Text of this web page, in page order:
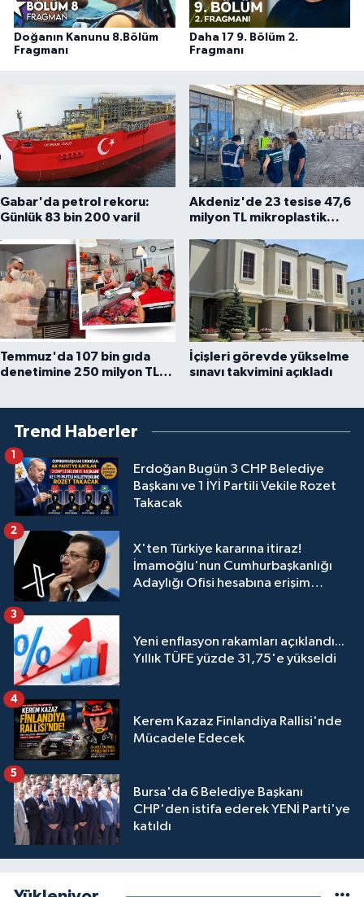
Doğanın Kanunu 8.Bölüm
Fragmanı
Daha 17 9. Bölüm 2.
Fragmanı
Gabar'da petrol rekoru:
Günlük 83 bin 200 varil
Akdeniz'de 23 tesise 47,6
milyon TL mikroplastik
Temmuz'da 107 bin gıda
denetimine 250 milyon TL
İçişleri görevde yükselme
sınavı takvimini açıkladı
Trend Haberler
Erdoğan Bugün 3 CHP Belediye
Başkanı ve 1 İYİ Partili Vekile Rozet
Takacak
1
X'ten Türkiye kararına itiraz!
İmamoğlu'nun Cumhurbaşkanlığı
Adaylığı Ofisi hesabına erişim
2
Yeni enflasyon rakamları açıklandı...
Yıllık TÜFE yüzde 31,75'e yükseldi
3
Kerem Kazaz Finlandiya Rallisi'nde
Mücadele Edecek
4
Bursa'da 6 Belediye Başkanı
CHP'den istifa ederek YENİ Parti'ye
katıldı
5